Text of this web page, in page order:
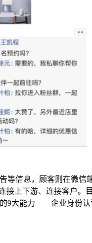
等信息，顾客则在微信
下游、连接客户。目
大能力——企业身份认